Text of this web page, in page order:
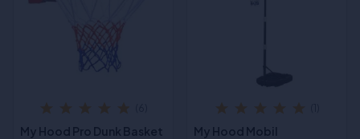
My Hood Pro Dunk Basket
My Hood Mobil